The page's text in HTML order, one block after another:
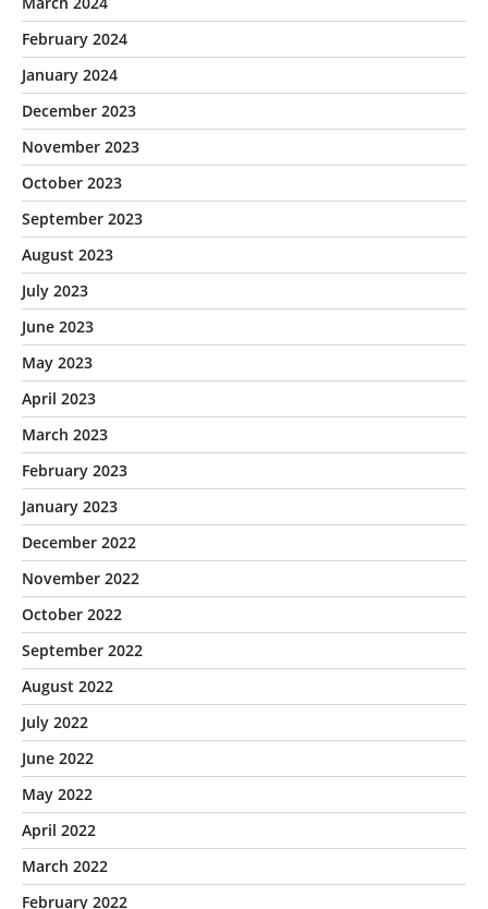
February 2024
January 2024
December 2023
November 2023
October 2023
September 2023
August 2023
July 2023
June 2023
May 2023
April 2023
March 2023
February 2023
January 2023
December 2022
November 2022
October 2022
September 2022
August 2022
July 2022
June 2022
May 2022
April 2022
March 2022
February 2022